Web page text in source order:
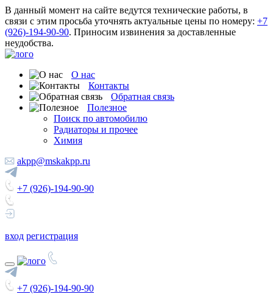
В данный момент на сайте ведутся технические работы, в
связи с этим просьба уточнять актуальные цены по номеру: +7
(926)-194-90-90. Приносим извинения за доставленные
неудобства.
О нас
Контакты
Обратная связь
Полезное
Поиск по автомобилю
Радиаторы и прочее
Химия
akpp@mskakpp.ru
+7 (926)-194-90-90
вход регистрация
+7 (926)-194-90-90